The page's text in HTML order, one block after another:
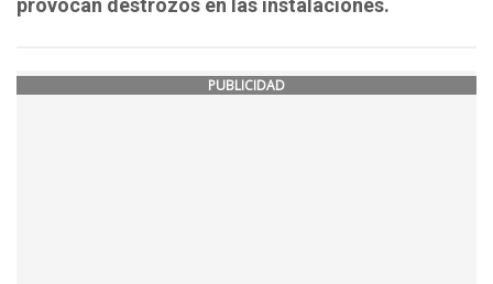
provocan destrozos en las instalaciones.
PUBLICIDAD